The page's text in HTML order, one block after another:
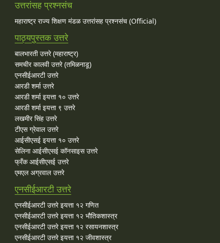
उत्तरांसह प्रश्नसंच
महाराष्ट्र राज्य शिक्षण मंडळ उत्तरांसह प्रश्नसंच (Official)
पाठ्यपुस्तक उत्तरे
बालभारती उत्तरे (महाराष्ट्र)
समचीर कालवी उत्तरे (तमिळनाडू)
एनसीईआरटी उत्तरे
आरडी शर्मा उत्तरे
आरडी शर्मा इयत्ता १० उत्तरे
आरडी शर्मा इयत्ता ९ उत्तरे
लखमीर सिंह उत्तरे
टीएस ग्रेवाल उत्तरे
आईसीएसई इयत्ता १० उत्तरे
सेलिना आईसीएसई कॉनसाइस उत्तरे
फ्रँक आईसीएसई उत्तरे
एमएल अग्रवाल उत्तरे
एनसीईआरटी उत्तरे
एनसीईआरटी उत्तरे इयत्ता १२ गणित
एनसीईआरटी उत्तरे इयत्ता १२ भौतिकशास्त्र
एनसीईआरटी उत्तरे इयत्ता १२ रसायनशास्त्र
एनसीईआरटी उत्तरे इयत्ता १२ जीवशास्त्र